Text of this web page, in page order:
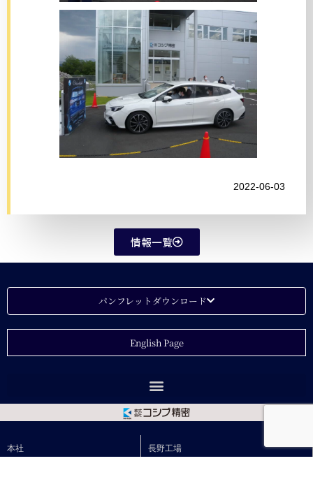
2022-06-03
情報一覧
本社
長野工場
パンフレットダウンロード
English Page